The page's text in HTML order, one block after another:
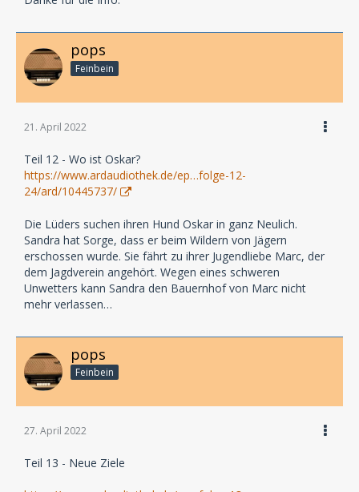
pops
Feinbein
21. April 2022
Teil 12 - Wo ist Oskar?
https://www.ardaudiothek.de/ep…folge-12-
24/ard/10445737/
Die Lüders suchen ihren Hund Oskar in ganz Neulich.
Sandra hat Sorge, dass er beim Wildern von Jägern
erschossen wurde. Sie fährt zu ihrer Jugendliebe Marc, der
dem Jagdverein angehört. Wegen eines schweren
Unwetters kann Sandra den Bauernhof von Marc nicht
mehr verlassen…
pops
Feinbein
27. April 2022
Teil 13 - Neue Ziele